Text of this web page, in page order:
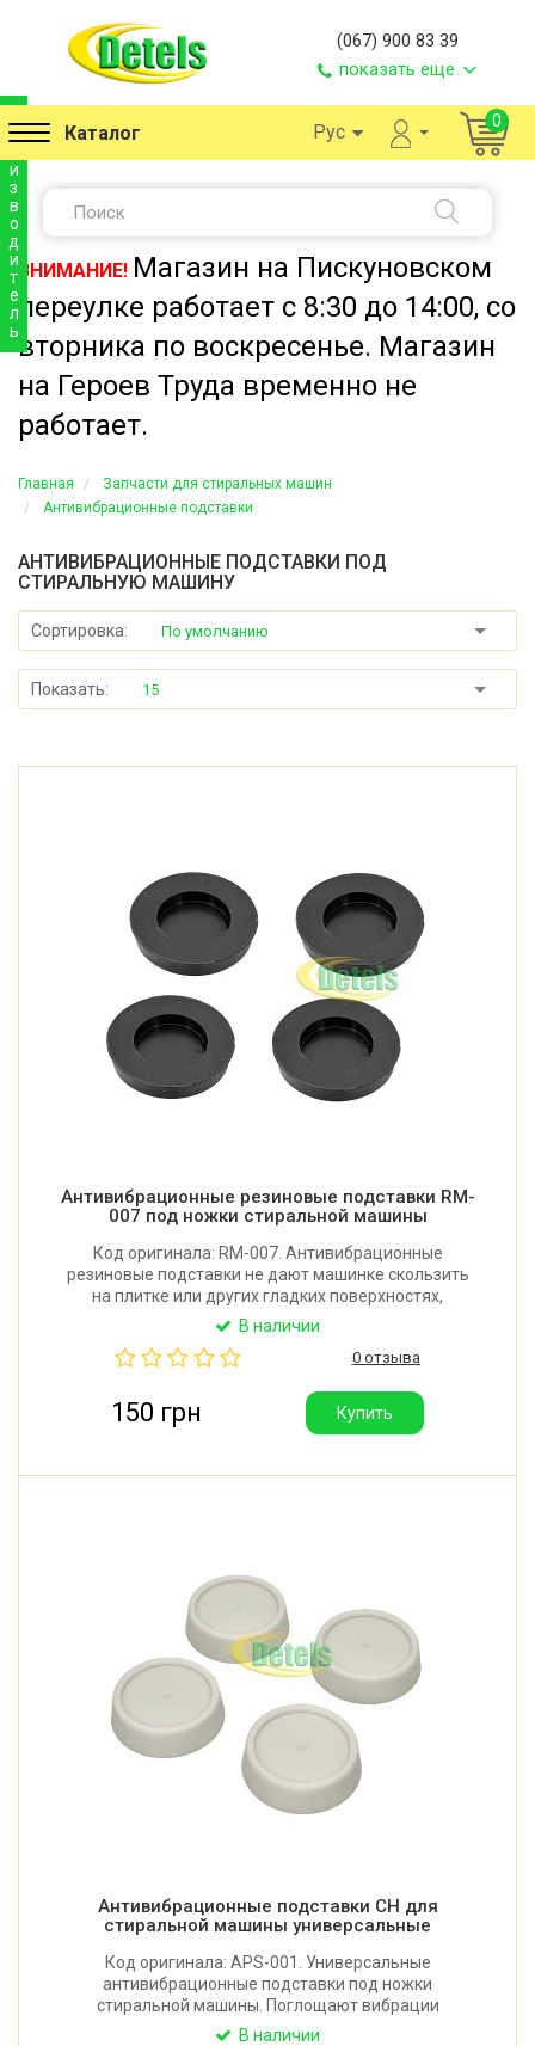
(067) 900 83 39
показать еще
Каталог Рус 0
ВНИМАНИЕ! Магазин на Пискуновском
переулке работает с 8:30 до 14:00, со
вторника по воскресенье. Магазин
на Героев Труда временно не
работает.
Главная
Запчасти для стиральных машин
Антивибрационные подставки
АНТИВИБРАЦИОННЫЕ ПОДСТАВКИ ПОД
СТИРАЛЬНУЮ МАШИНУ
Сортировка: По умолчанию
Показать: 15
р
и
з
в
о
д
и
т
е
л
ь
Антивибрационные резиновые подставки RM-
007 под ножки стиральной машины
Код оригинала: RM-007. Антивибрационные
резиновые подставки не дают машинке скользить
на плитке или других гладких поверхностях,
поглощают вибрации и защищают пол от царапин.
подставки: 11 мм. Производитель: Украина.
В наличии
0 отзыва
150 грн Купить
Антивибрационные подставки СH для
стиральной машины универсальные
Код оригинала: APS-001. Универсальные
антивибрационные подставки под ножки
стиральной машины. Поглощают вибрации
стиральной машины, позволяя ей устойчиво стоять
В наличии